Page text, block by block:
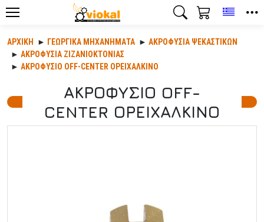
ΑΡΧΙΚΉ ΓΕΩΡΓΙΚΆ ΜΗΧΑΝΉΜΑΤΑ
ΑΚΡΟΦΎΣΙΑ ΨΕΚΑΣΤΙΚΏΝ
ΑΚΡΟΦΥΣΙΑ ΖΙΖΑΝΙΟΚΤΟΝΙΑΣ
ΑΚΡΟΦΥΣΙΟ OFF-CENTER ΟΡΕΙΧΑΛΚΙΝΟ
ΑΚΡΟΦΥΣΙΟ OFF-
CENTER ΟΡΕΙΧΑΛΚΙΝΟ